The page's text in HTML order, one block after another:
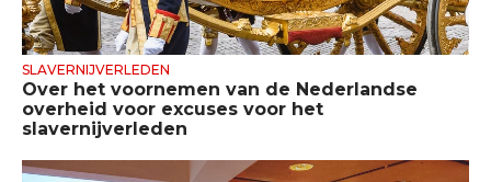
SLAVERNIJVERLEDEN
Over het voornemen van de Nederlandse
overheid voor excuses voor het
slavernijverleden